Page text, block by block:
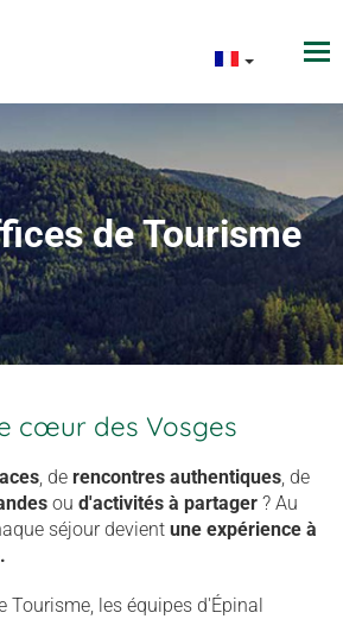
de Tourisme
cœur des Vosges
, de rencontres authentiques, de
ou d'activités à partager ? Au
séjour devient une expérience à
Tourisme, les équipes d'Épinal